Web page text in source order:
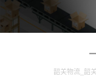
韶关物流_韶